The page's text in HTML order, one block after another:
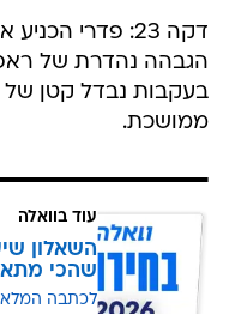
דקה 23: פדרי
הגבהה נהדרת של
ממושכת.
עוד בוואלה
השאלון
שהכי
לכתבה